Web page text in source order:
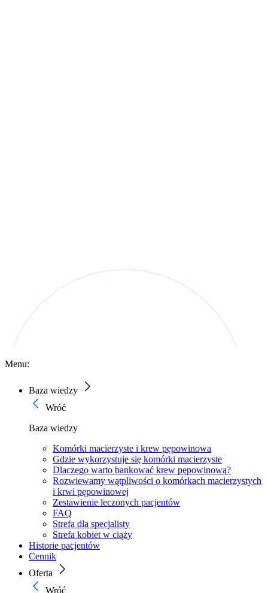
Menu:
Baza wiedzy
Wróć
Baza wiedzy
Komórki macierzyste i krew pępowinowa
Gdzie wykorzystuje się komórki macierzyste
Dlaczego warto bankować krew pępowinową?
Rozwiewamy wątpliwości o komórkach macierzystych
i krwi pępowinowej
Zestawienie leczonych pacjentów
FAQ
Strefa dla specjalisty
Strefa kobiet w ciąży
Historie pacjentów
Cennik
Oferta
Wróć